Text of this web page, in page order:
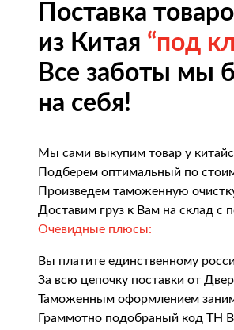
Поставка
из Китая “под
Все заботы мы
на себя!
Мы сами выкупим товар у
Подберем оптимальный по
Произведем таможенную
Доставим груз к Вам на склад с
Очевидные плюсы:
Вы платите единственному
За всю цепочку поставки от
Таможенным оформлением
Граммотно подобраный код ТН